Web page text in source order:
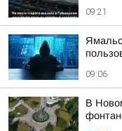
09:21
09:06
В